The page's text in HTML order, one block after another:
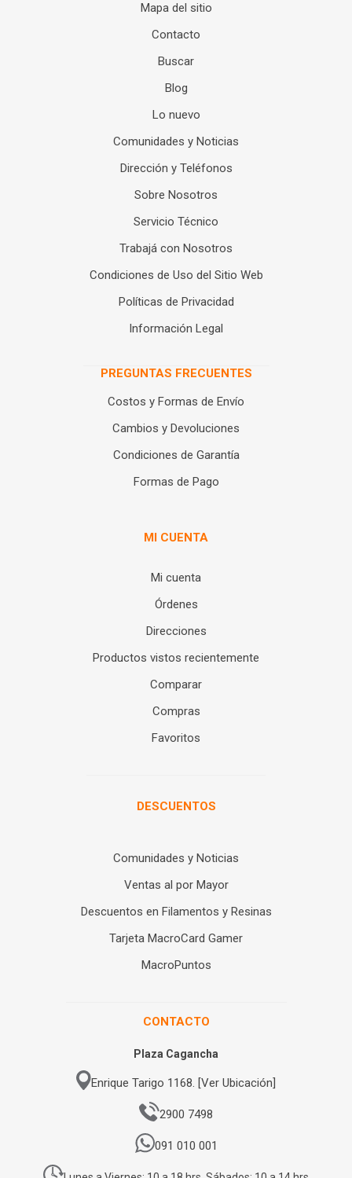
Mapa del sitio
Contacto
Buscar
Blog
Lo nuevo
Comunidades y Noticias
Dirección y Teléfonos
Sobre Nosotros
Servicio Técnico
Trabajá con Nosotros
Condiciones de Uso del Sitio Web
Políticas de Privacidad
Información Legal
PREGUNTAS FRECUENTES
Costos y Formas de Envío
Cambios y Devoluciones
Condiciones de Garantía
Formas de Pago
MI CUENTA
Mi cuenta
Órdenes
Direcciones
Productos vistos recientemente
Comparar
Compras
Favoritos
DESCUENTOS
Comunidades y Noticias
Ventas al por Mayor
Descuentos en Filamentos y Resinas
Tarjeta MacroCard Gamer
MacroPuntos
CONTACTO
Plaza Cagancha
Enrique Tarigo 1168. [Ver Ubicación]
2900 7498
091 010 001